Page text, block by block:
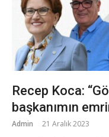
Recep Koca:
başkanımın
Admin 21 Aralık 2023